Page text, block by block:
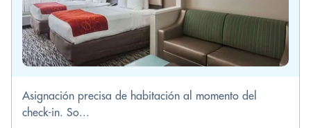
Asignación precisa de habitación al momento del
check-in. So...